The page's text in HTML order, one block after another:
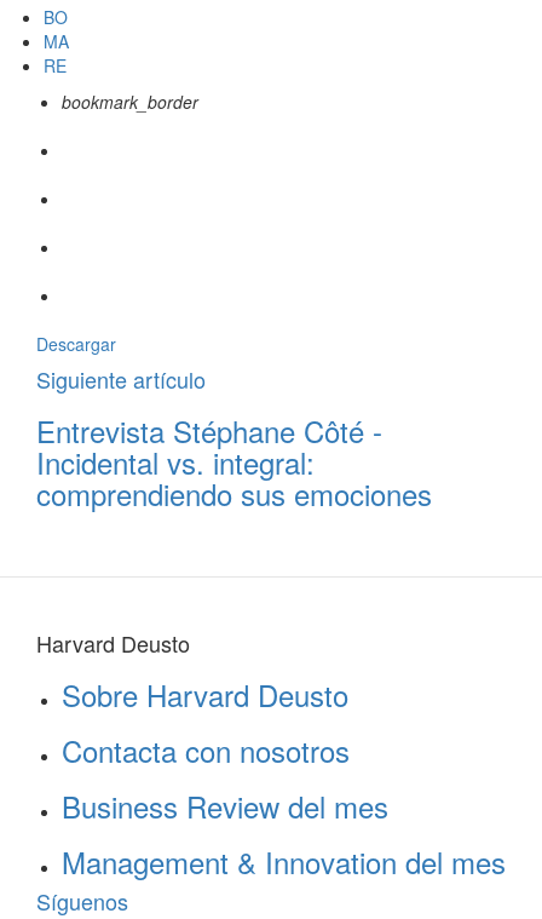
BO
MA
RE
bookmark_border
Descargar
Siguiente artículo
Entrevista Stéphane Côté -
Incidental vs. integral:
comprendiendo sus emociones
Harvard Deusto
Sobre Harvard Deusto
Contacta con nosotros
Business Review del mes
Management & Innovation del mes
Síguenos